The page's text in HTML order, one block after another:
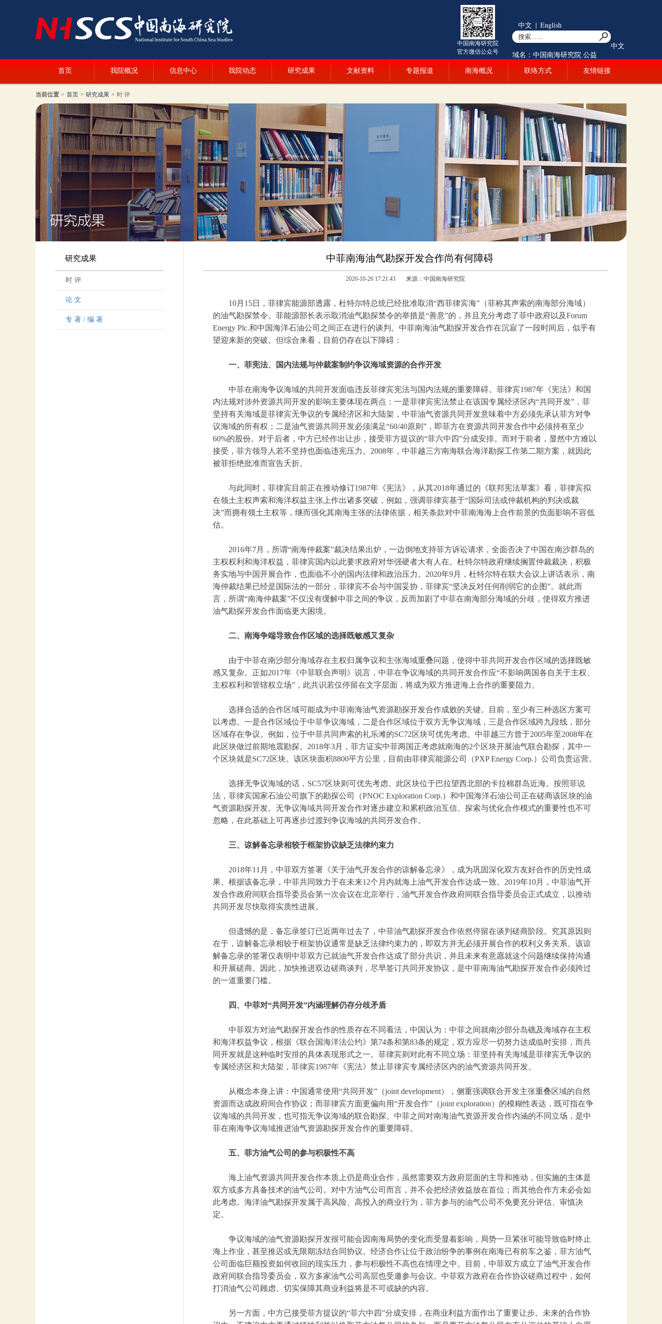
中国南海研究院
官方微信公众号
中文 | English
中文
域名：中国南海研究院.公益
首页 我院概况 信息中心 我院动态 研究成果 文献资料 专题报道 南海概况 联络方式 友情链接
当前位置 > 首页 > 研究成果 > 时 评
研究成果
时 评
论 文
专 著 / 编 著
中菲南海油气勘探开发合作尚有何障碍
2020-10-26 17:21:43 来源：中国南海研究院
10月15日，菲律宾能源部透露，杜特尔特总统已经批准取消“西菲律宾海”（菲称其声索的南海部分海域）
的油气勘探禁令。菲能源部长表示取消油气勘探禁令的举措是“善意”的，并且充分考虑了菲中政府以及Forum
Energy Plc.和中国海洋石油公司之间正在进行的谈判。中菲南海油气勘探开发合作在沉寂了一段时间后，似乎有
望迎来新的突破。但综合来看，目前仍存在以下障碍：
一、菲宪法、国内法规与仲裁案制约争议海域资源的合作开发
中菲在南海争议海域的共同开发面临违反菲律宾宪法与国内法规的重要障碍。菲律宾1987年《宪法》和国
内法规对涉外资源共同开发的影响主要体现在两点：一是菲律宾宪法禁止在该国专属经济区内“共同开发”，菲
坚持有关海域是菲律宾无争议的专属经济区和大陆架，中菲油气资源共同开发意味着中方必须先承认菲方对争
议海域的所有权；二是油气资源共同开发必须满足“60/40原则”，即菲方在资源共同开发合作中必须持有至少
60%的股份。对于后者，中方已经作出让步，接受菲方提议的“菲六中四”分成安排。而对于前者，显然中方难以
接受，菲方领导人若不坚持也面临违宪压力。2008年，中菲越三方南海联合海洋勘探工作第二期方案，就因此
被菲拒绝批准而宣告夭折。
与此同时，菲律宾目前正在推动修订1987年《宪法》，从其2018年通过的《联邦宪法草案》看，菲律宾拟
在领土主权声索和海洋权益主张上作出诸多突破，例如，强调菲律宾基于“国际司法或仲裁机构的判决或裁
决”而拥有领土主权等，继而强化其南海主张的法律依据，相关条款对中菲南海海上合作前景的负面影响不容低
估。
2016年7月，所谓“南海仲裁案”裁决结果出炉，一边倒地支持菲方诉讼请求，全面否决了中国在南沙群岛的
主权权利和海洋权益，菲律宾国内以此要求政府对华强硬者大有人在。杜特尔特政府继续搁置仲裁裁决，积极
务实地与中国开展合作，也面临不小的国内法律和政治压力。2020年9月，杜特尔特在联大会议上讲话表示，南
海仲裁结果已经是国际法的一部分，菲律宾不会与中国妥协，菲律宾“坚决反对任何削弱它的企图”。就此而
言，所谓“南海仲裁案”不仅没有缓解中菲之间的争议，反而加剧了中菲在南海部分海域的分歧，使得双方推进
油气勘探开发合作面临更大困境。
二、南海争端导致合作区域的选择既敏感又复杂
由于中菲在南沙部分海域存在主权归属争议和主张海域重叠问题，使得中菲共同开发合作区域的选择既敏
感又复杂。正如2017年《中菲联合声明》说言，中菲在争议海域的共同开发合作应“不影响两国各自关于主权、
主权权利和管辖权立场”，此共识若仅停留在文字层面，将成为双方推进海上合作的重要阻力。
选择合适的合作区域可能成为中菲南海油气资源勘探开发合作成败的关键。目前，至少有三种选区方案可
以考虑。一是合作区域位于中菲争议海域，二是合作区域位于双方无争议海域，三是合作区域跨九段线，部分
区域存在争议。例如，位于中菲共同声索的礼乐滩的SC72区块可优先考虑。中菲越三方曾于2005年至2008年在
此区块做过前期地震勘探。2018年3月，菲方证实中菲两国正考虑就南海的2个区块开展油气联合勘探，其中一
个区块就是SC72区块。该区块面积8800平方公里，目前由菲律宾能源公司（PXP Energy Corp.）公司负责运营。
选择无争议海域的话，SC57区块则可优先考虑。此区块位于巴拉望西北部的卡拉棉群岛近海。按照菲说
法，菲律宾国家石油公司旗下的勘探公司（PNOC Exploration Corp.）和中国海洋石油公司正在磋商该区块的油
气资源勘探开发。无争议海域共同开发合作对逐步建立和累积政治互信、探索与优化合作模式的重要性也不可
忽略，在此基础上可再逐步过渡到争议海域的共同开发合作。
三、谅解备忘录相较于框架协议缺乏法律约束力
2018年11月，中菲双方签署《关于油气开发合作的谅解备忘录》，成为巩固深化双方友好合作的历史性成
果。根据该备忘录，中菲共同致力于在未来12个月内就海上油气开发合作达成一致。2019年10月，中菲油气开
发合作政府间联合指导委员会第一次会议在北京举行，油气开发合作政府间联合指导委员会正式成立，以推动
共同开发尽快取得实质性进展。
但遗憾的是，备忘录签订已近两年过去了，中菲油气勘探开发合作依然停留在谈判磋商阶段。究其原因则
在于，谅解备忘录相较于框架协议通常是缺乏法律约束力的，即双方并无必须开展合作的权利义务关系。该谅
解备忘录的签署仅表明中菲双方已就油气开发合作达成了部分共识，并且未来有意愿就这个问题继续保持沟通
和开展磋商。因此，加快推进双边磋商谈判，尽早签订共同开发协议，是中菲南海油气勘探开发合作必须跨过
的一道重要门槛。
四、中菲对“共同开发”内涵理解仍存分歧矛盾
中菲双方对油气勘探开发合作的性质存在不同看法，中国认为：中菲之间就南沙部分岛礁及海域存在主权
和海洋权益争议，根据《联合国海洋法公约》第74条和第83条的规定，双方应尽一切努力达成临时安排，而共
同开发就是这种临时安排的具体表现形式之一。菲律宾则对此有不同立场：菲坚持有关海域是菲律宾无争议的
专属经济区和大陆架，菲律宾1987年《宪法》禁止菲律宾专属经济区内的油气资源共同开发。
从概念本身上讲：中国通常使用“共同开发”（joint development），侧重强调联合开发主张重叠区域的自然
资源而达成政府间合作协议；而菲律宾方面更偏向用“开发合作”（joint exploration）的模糊性表达，既可指在争
议海域的共同开发，也可指无争议海域的联合勘探。中菲之间对南海油气资源开发合作内涵的不同立场，是中
菲在南海争议海域推进油气资源勘探开发合作的重要障碍。
五、菲方油气公司的参与积极性不高
海上油气资源共同开发合作本质上仍是商业合作，虽然需要双方政府层面的主导和推动，但实施的主体是
双方或多方具备技术的油气公司。对中方油气公司而言，并不会把经济效益放在首位；而其他合作方未必会如
此考虑。海洋油气勘探开发属于高风险、高投入的商业行为，菲方参与的油气公司不免要充分评估、审慎决
定。
争议海域的油气资源勘探开发很可能会因南海局势的变化而受显着影响，局势一旦紧张可能导致临时终止
海上作业，甚至推迟或无限期冻结合同协议。经济合作让位于政治纷争的事例在南海已有前车之鉴，菲方油气
公司面临巨额投资如何收回的现实压力，参与积极性不高也在情理之中。目前，中菲双方成立了油气开发合作
政府间联合指导委员会，双方多家油气公司高层也受邀参与会议。中菲双方政府在合作协议磋商过程中，如何
打消油气公司顾虑、切实保障其商业利益将是不可或缺的内容。
另一方面，中方已接受菲方提议的“菲六中四”分成安排，在商业利益方面作出了重要让步。未来的合作协